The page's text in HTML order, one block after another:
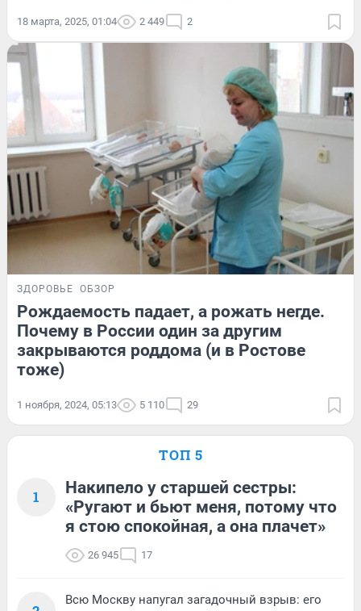
18 марта, 2025, 01:04 2 449 2
ЗДОРОВЬЕ ОБЗОР
Рождаемость падает, а рожать негде.
Почему в России один за другим
закрываются роддома (и в Ростове
тоже)
1 ноября, 2024, 05:13 5 110 29
ТОП 5
1
Накипело у старшей сестры:
«Ругают и бьют меня, потому что
я стою спокойная, а она плачет»
26 945 17
Всю Москву напугал загадочный взрыв: его